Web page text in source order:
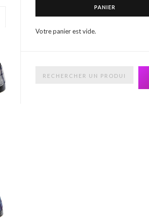
PANIER
Votre panier est vide.